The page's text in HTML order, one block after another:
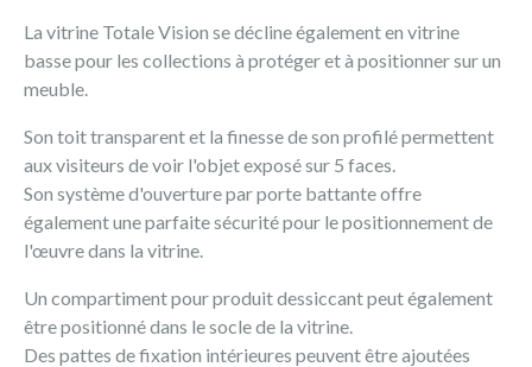
La vitrine Totale Vision se décline également en vitrine
basse pour les collections à protéger et à positionner sur un
meuble.
Son toit transparent et la finesse de son profilé permettent
aux visiteurs de voir l'objet exposé sur 5 faces.
Son système d'ouverture par porte battante offre
également une parfaite sécurité pour le positionnement de
l'œuvre dans la vitrine.
Un compartiment pour produit dessiccant peut également
être positionné dans le socle de la vitrine.
Des pattes de fixation intérieures peuvent être ajoutées